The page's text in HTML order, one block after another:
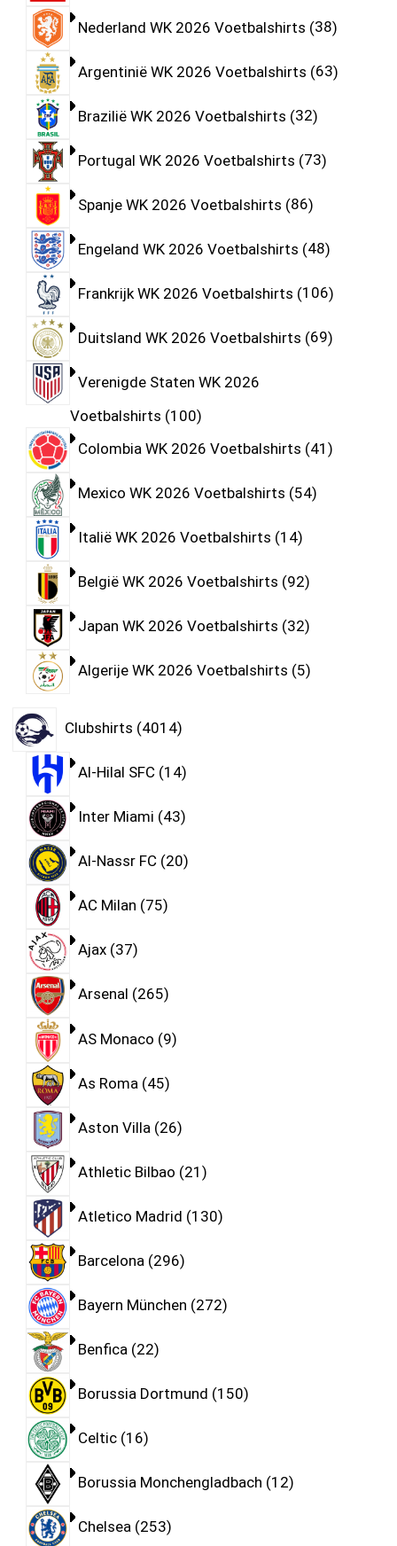
Nederland WK 2026 Voetbalshirts 38
Argentinië WK 2026 Voetbalshirts 63
Brazilië WK 2026 Voetbalshirts 32
Portugal WK 2026 Voetbalshirts 73
Spanje WK 2026 Voetbalshirts 86
Engeland WK 2026 Voetbalshirts 48
Frankrijk WK 2026 Voetbalshirts 106
Duitsland WK 2026 Voetbalshirts 69
Verenigde Staten WK 2026
Voetbalshirts 100
Colombia WK 2026 Voetbalshirts 41
Mexico WK 2026 Voetbalshirts 54
Italië WK 2026 Voetbalshirts 14
België WK 2026 Voetbalshirts 92
Japan WK 2026 Voetbalshirts 32
Algerije WK 2026 Voetbalshirts 5
Clubshirts 4014
Al-Hilal SFC 14
Inter Miami 43
Al-Nassr FC 20
AC Milan 75
Ajax 37
Arsenal 265
AS Monaco 9
As Roma 45
Aston Villa 26
Athletic Bilbao 21
Atletico Madrid 130
Barcelona 296
Bayern München 272
Benfica 22
Borussia Dortmund 150
Celtic 16
Borussia Monchengladbach 12
Chelsea 253